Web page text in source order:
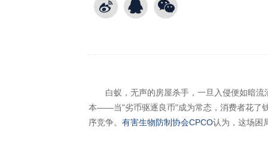
白蚁，无声的房屋杀手，一旦入侵便如暗流
本——当"劣币驱逐良币"成为常态，消费者花了
序竞争。 有害生物防制协会CPCO认为，这场困